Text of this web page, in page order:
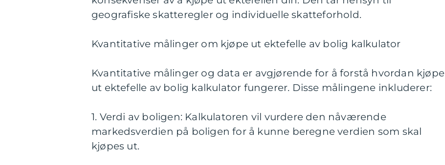
geografiske skatteregler og individuelle skatteforhold.
Kvantitative målinger om kjøpe ut ektefelle av bolig kalkulator
Kvantitative målinger og data er avgjørende for å forstå hvordan kjøpe
ut ektefelle av bolig kalkulator fungerer. Disse målingene inkluderer:
1. Verdi av boligen: Kalkulatoren vil vurdere den nåværende
markedsverdien på boligen for å kunne beregne verdien som skal
kjøpes ut.